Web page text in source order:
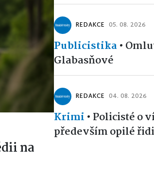
na
REDAKCE 05. 08. 2026
Publicistika•
Glabasňové
REDAKCE 04. 08. 2026
Krimi • Policisté o
především opilé